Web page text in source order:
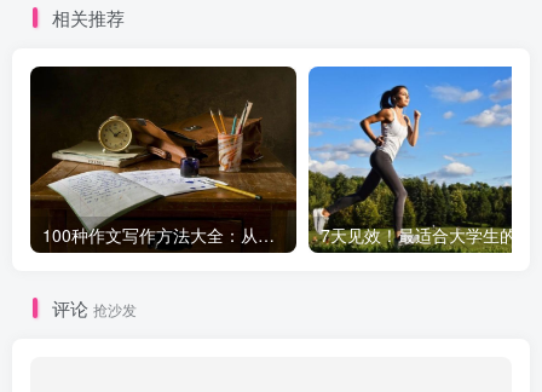
相关推荐
100种作文写作方法大全：从基础到高级，轻松提升写作水平！
评论 抢沙发